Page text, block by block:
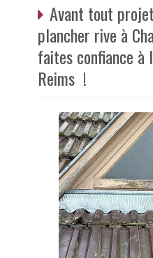
Avant tout
plancher rive à
faites confiance à
Reims !